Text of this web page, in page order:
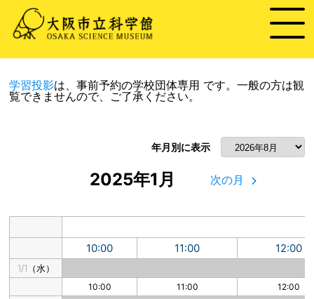
学習投影は、事前予約の学校団体専用 です。一般の方は観
覧できませんので、ご了承ください。
年月別に表示
2025年1月 次の月
10:00 11:00 12:00
1/1（水）
10:00 11:00 12:00